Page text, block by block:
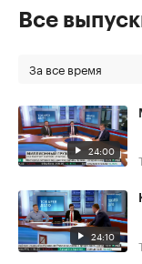
Все
За все время
24:00
24:10